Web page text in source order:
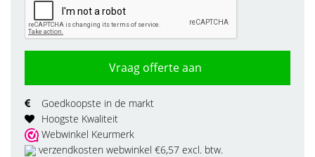
Vraag offerte aan
Goedkoopste in de markt
Hoogste Kwaliteit
Webwinkel Keurmerk
verzendkosten webwinkel €6,57 excl. btw.